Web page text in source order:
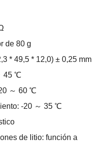
de 80 g
* 49,5 * 12,0) ± 0,25 mm
45 ℃
～ 60 ℃
-20 ～ 35 ℃
de litio: función a